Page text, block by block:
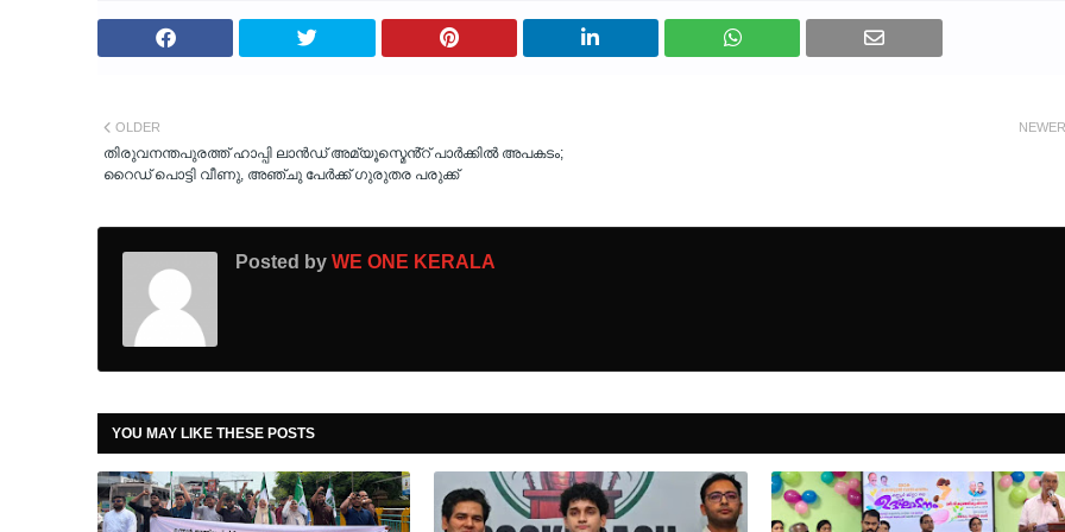
NEWER
OLDER
തിരുവനന്തപുരത്ത് ഹാപ്പി ലാൻഡ് അമ്യൂസ്മെൻ്റ് പാർക്കിൽ അപകടം;
റൈഡ് പൊട്ടി വീണു, അഞ്ചു പേർക്ക് ഗുരുതര പരുക്ക്
Posted by WE ONE KERALA
YOU MAY LIKE THESE POSTS